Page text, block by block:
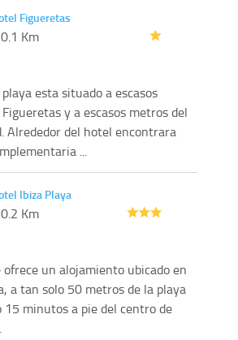
Figueretas
Km
esta situado a escasos
y a escasos metros del
Alrededor del hotel encontrara
...
Ibiza Playa
Km
un alojamiento ubicado en
a tan solo 50 metros de la playa
15 minutos a pie del centro de